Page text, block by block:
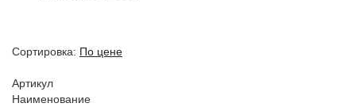
Сортировка: По цене
Артикул
Наименование